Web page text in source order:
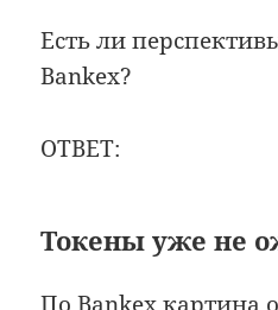
Есть ли
Bankex?
ОТВЕТ:
Токены уже не
По Bankex картина